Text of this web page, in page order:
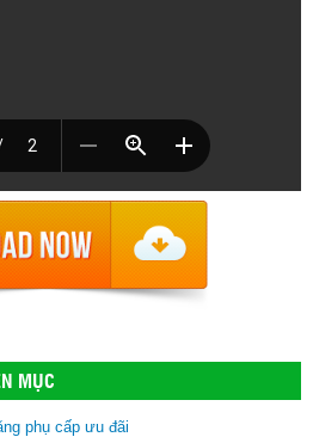
MỤC
phụ cấp ưu đãi